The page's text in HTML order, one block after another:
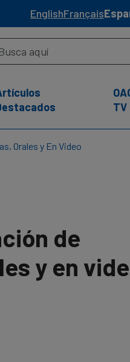
EnglishFrançais
TV
Orales y En Video
de
y en